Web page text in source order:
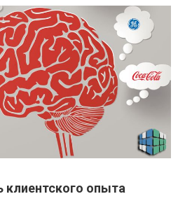
клиентского опыта